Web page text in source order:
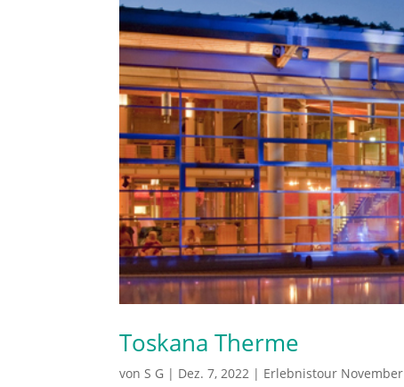
Toskana Therme
von S G | Dez. 7, 2022 | Erlebnistour November